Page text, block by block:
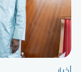
أخبار